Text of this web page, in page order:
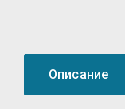
Описание